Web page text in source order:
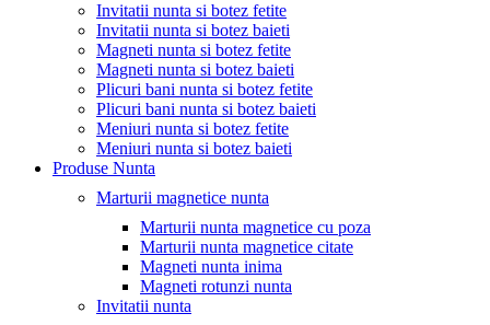
Invitatii nunta si botez fetite
Invitatii nunta si botez baieti
Magneti nunta si botez fetite
Magneti nunta si botez baieti
Plicuri bani nunta si botez fetite
Plicuri bani nunta si botez baieti
Meniuri nunta si botez fetite
Meniuri nunta si botez baieti
Produse Nunta
Marturii magnetice nunta
Marturii nunta magnetice cu poza
Marturii nunta magnetice citate
Magneti nunta inima
Magneti rotunzi nunta
Invitatii nunta